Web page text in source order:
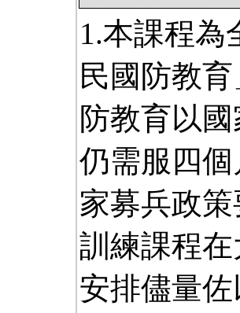
1.本課程為
民國防教
防教育以
仍需服四
家募兵政
訓練課程
安排儘量